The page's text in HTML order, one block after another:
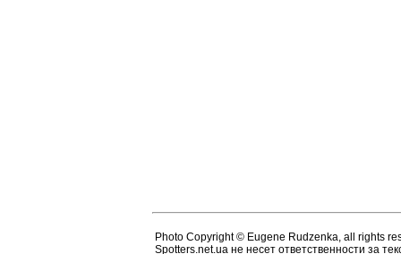
Photo Copyright © Eugene Rudzenka, all rights
Spotters.net.ua не несет ответственности за